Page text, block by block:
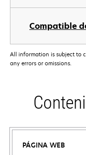
Compatible
All information is subject to
any errors or omissions.
PÁGINA WEB